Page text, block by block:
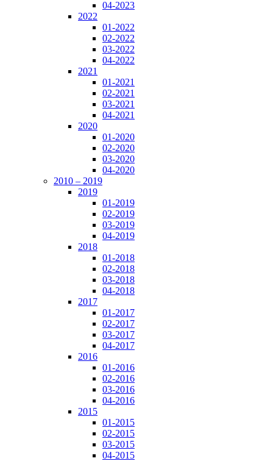
04-2023
2022
01-2022
02-2022
03-2022
04-2022
2021
01-2021
02-2021
03-2021
04-2021
2020
01-2020
02-2020
03-2020
04-2020
2010 – 2019
2019
01-2019
02-2019
03-2019
04-2019
2018
01-2018
02-2018
03-2018
04-2018
2017
01-2017
02-2017
03-2017
04-2017
2016
01-2016
02-2016
03-2016
04-2016
2015
01-2015
02-2015
03-2015
04-2015